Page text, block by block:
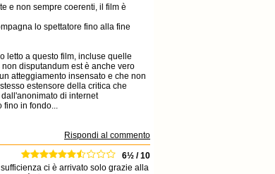
e non sempre coerenti, il film è
lo spettatore fino alla fine
letto a questo film, incluse quelle
disputandum est è anche vero
atteggiamento insensato e che non
estensore della critica che
di internet
fino in fondo...
Rispondi al commento
6½ / 10
ci è arrivato solo grazie alla